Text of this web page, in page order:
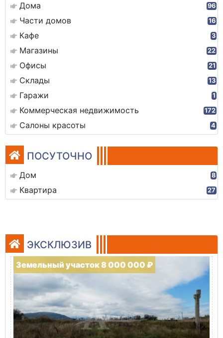
Дома 96
Части домов 16
Кафе 3
Магазины 22
Офисы 21
Склады 13
Гаражи 1
Коммерческая недвижимость 172
Салоны красоты 4
ПОСУТОЧНО
Дом 8
Квартира 27
ЭКСКЛЮЗИВ
Земельный участок 8 000 000 ₽